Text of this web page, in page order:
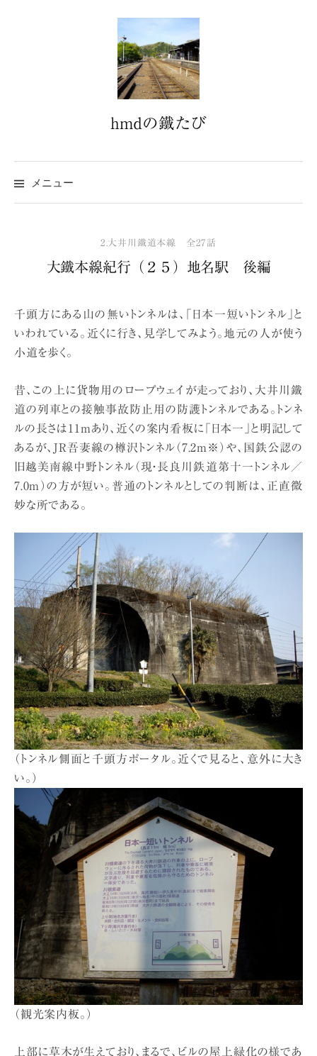
ッ
プ
hmdの鐵たび
メニュー
2.大井川鐵道本線 全27話
大鐵本線紀行（２５）地名駅 後編
千頭方にある山の無いトンネルは、「日本一短いトンネル」と
いわれている。近くに行き、見学してみよう。地元の人が使う
小道を歩く。
昔、この上に貨物用のロープウェイが走っており、大井川鐵
道の列車との接触事故防止用の防護トンネルである。トンネ
ルの長さは11mあり、近くの案内看板に「日本一」と明記して
あるが、JR吾妻線の樽沢トンネル（7.2m※）や、国鉄公認の
旧越美南線中野トンネル（現・長良川鉄道第十一トンネル／
7.0m）の方が短い。普通のトンネルとしての判断は、正直微
妙な所である。
（トンネル側面と千頭方ポータル。近くで見ると、意外に大き
い。）
（観光案内板。）
上部に草木が生えており、まるで、ビルの屋上緑化の様であ